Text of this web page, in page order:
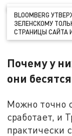
BLOOMBERG
ЗЕЛЕНСКОМУ
СТРАНИЦЫ САЙТА
Почему у
они
Можно точно
сработает, и
практически